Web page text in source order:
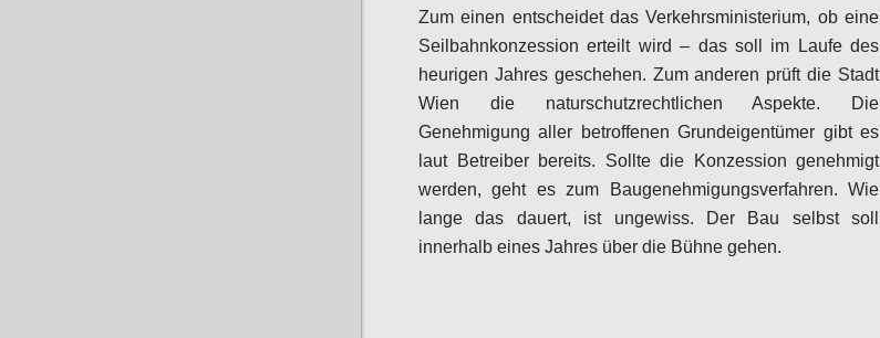
Zum einen entscheidet das Verkehrsministerium, ob eine
Seilbahnkonzession erteilt wird – das soll im Laufe des
heurigen Jahres geschehen. Zum anderen prüft die Stadt
Wien die naturschutzrechtlichen Aspekte. Die
Genehmigung aller betroffenen Grundeigentümer gibt es
laut Betreiber bereits. Sollte die Konzession genehmigt
werden, geht es zum Baugenehmigungsverfahren. Wie
lange das dauert, ist ungewiss. Der Bau selbst soll
innerhalb eines Jahres über die Bühne gehen.